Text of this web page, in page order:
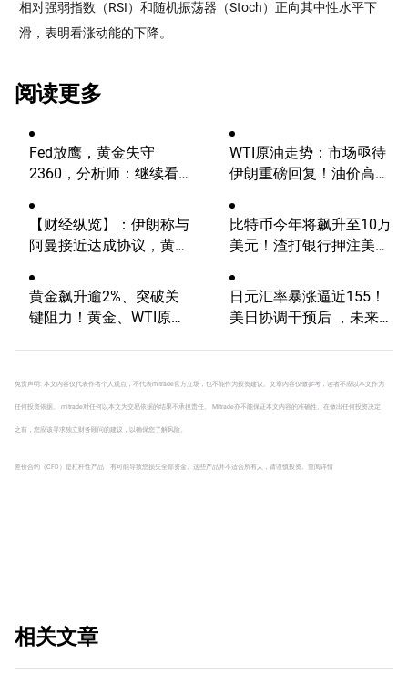
相对强弱指数（RSI）和随机振荡器（Stoch）正向其中性水平下
滑，表明看涨动能的下降。
阅读更多
Fed放鹰，黄金失守
2360，分析师：继续看
WTI原油走势：市场亟待
伊朗重磅回复！油价高波
【财经纵览】：伊朗称与
阿曼接近达成协议，黄金
三连跌，道指续创历史新
高！
比特币今年将飙升至10万
美元！渣打银行押注美国
黄金飙升逾2%、突破关
键阻力！黄金、WTI原
日元汇率暴涨逼近155！
美日协调干预后 ，未来上
免责声明: 本文内容仅代表作者个人观点，不代表mitrade官方立场，也不能作为投资建议。文章内容仅做参考，读者不应以本文作为
任何投资依据。 mitrade对任何以本文为交易依据的结果不承担责任。 Mitrade亦不能保证本文内容的准确性。在做出任何投资决定
之前，您应该寻求独立财务顾问的建议，以确保您了解风险。
差价合约（CFD）是杠杆性产品，有可能导致您损失全部资金。这些产品并不适合所有人，请谨慎投资。 查阅详情
相关文章